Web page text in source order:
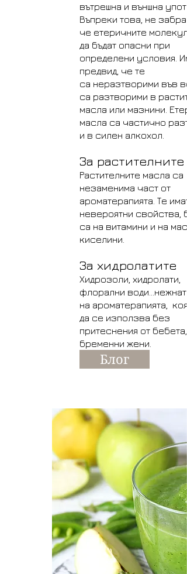
вътрешна и външна
Въпреки това, не
че етеричните
да бъдат опасни при
определени условия.
предвид, че те
са неразтворими във
са разтворими в
масла или мазнини.
масла са частично
и в силен алкохол.
За растителните
Растителните масла са
незаменима част от
ароматерапията. Те имат
невероятни свойства,
са на витамини и на
киселини.
За хидролатите
Хидрозоли, хидролати,
флорални
на ароматерапията,
да се използва без
притеснения от бебета,
бременни жени.
Блог